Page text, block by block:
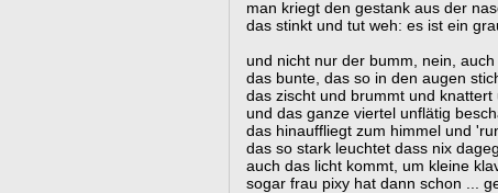
man kriegt den gestank aus der
das stinkt und tut weh: es ist ein
und nicht nur der bumm, nein, auch
das bunte, das so in den augen
das zischt und brummt und knattert
und das ganze viertel unflätig
das hinauffliegt zum himmel und
das so stark leuchtet dass nix
auch das licht kommt, um kleine
sogar frau pixy hat dann schon ...